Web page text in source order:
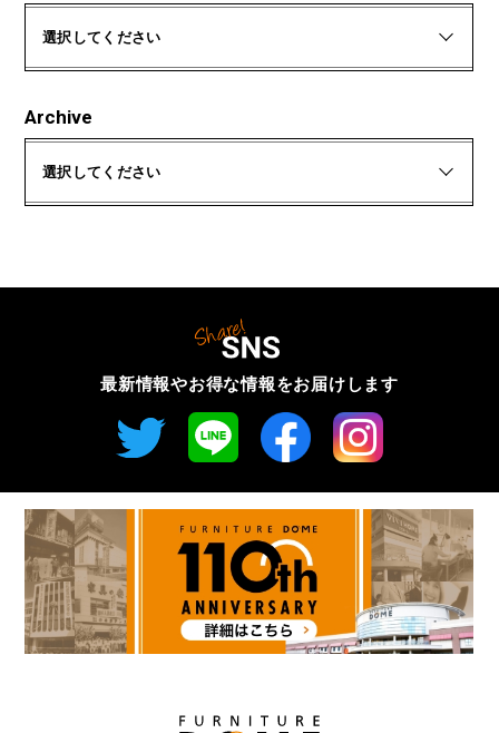
選択してください
Archive
選択してください
最新情報やお得な情報をお届けします